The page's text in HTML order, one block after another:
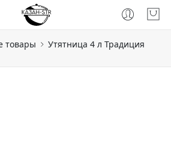
товары Утятница 4 л Традиция